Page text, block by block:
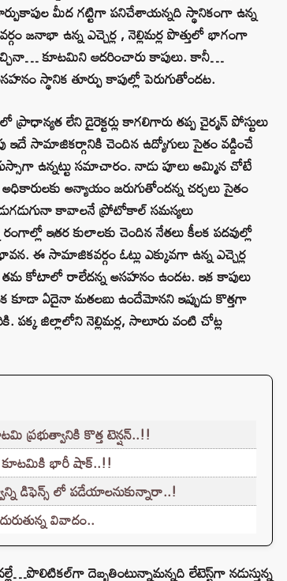
మీద గట్టిగా పనిచేశాయన్నది స్థానికంగా ఉన్న
జనాభా ఉన్న ఎచ్చెర్ల , నెల్లిమర్ల పొత్తులో భాగంగా
కూటమిని ఆదరించారు కాపులు. కానీ…
స్థానిక తూర్పు కాపుల్లో పెరుగుతోందట.
లేని డైరెక్టర్లు కాగలిగారు తప్ప చైర్మన్‌ పోస్టులు
ఇదే సామాజికర్గానికి చెందిన ఉద్యోగులు సైతం వడ్డించే
ఉన్నట్టు సమాచారం. నాడు పూలు అమ్మిన చోటే
అన్యాయం జరుగుతోందన్న చర్చలు సైతం
కావాలనే ప్రోటోకాల్ సమస్యలు
ఇతర కులాలకు చెందిన నేతలు కీలక పదవుల్లో
ఈ సామాజికవర్గం ఓట్లు ఎక్కువగా ఉన్న ఎచ్చెర్ల
కోటాలో రాలేదన్న అసహనం ఉందట. ఇక కాపులు
ఏదైనా మతలబు ఉందేమోనని ఇప్పుడు కొత్తగా
జిల్లాలోని నెల్లిమర్ల, సాలూరు వంటి చోట్ల
ప్రభుత్వానికి కొత్త టెన్షన్..!!
కూటమికి భారీ షాక్..!!
డిఫెన్స్ లో పడేయాలనుకున్నారా..!
వివాదం..
దెబ్బతింటున్నామన్నది లేటెస్ట్‌గా నడుస్తున్న